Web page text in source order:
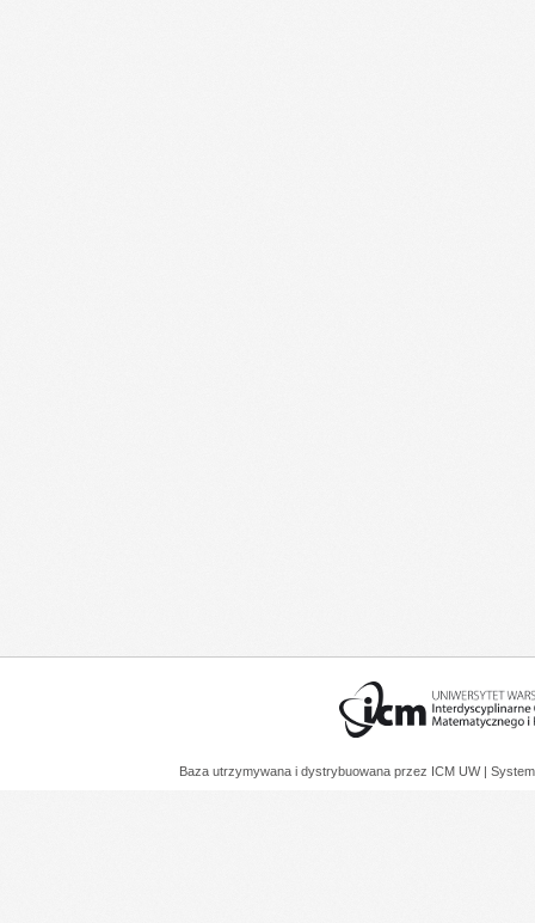
Baza utrzymywana i dystrybuowana przez ICM UW |